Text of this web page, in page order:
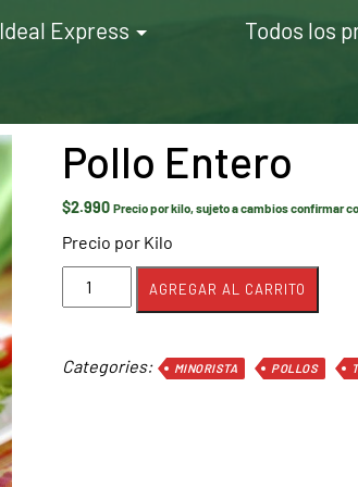
Ideal Express Todos los
Pollo Entero
$2.990 Precio por kilo, sujeto a cambios confirmar
Precio por Kilo
Pollo
Entero
AGREGAR AL CARRITO
Categories: MINORISTA POLLOS